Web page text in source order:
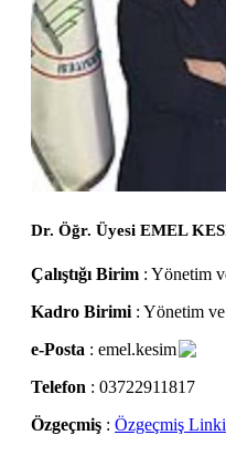
Dr. Öğr. Üyesi EMEL
Çalıştığı Birim : Yönetim
Kadro Birimi : Yönetim
e-Posta : emel.kesim
Telefon : 03722911817
Özgeçmiş : Özgeçmiş Linki